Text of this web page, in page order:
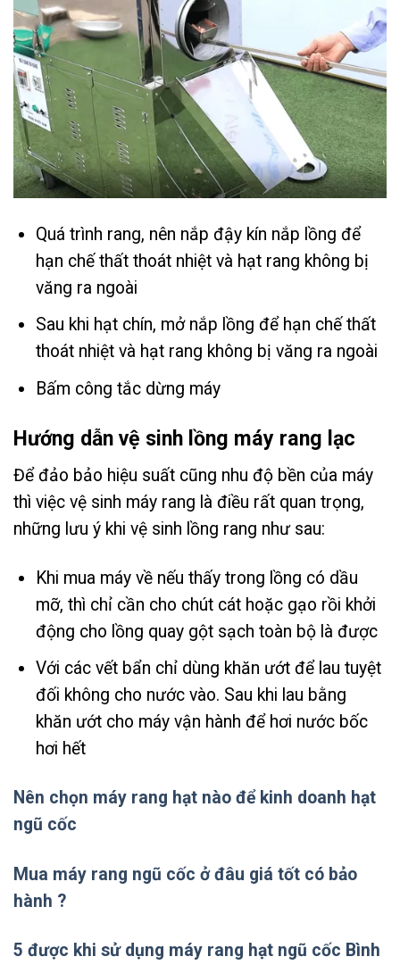
Quá trình rang, nên nắp đậy kín nắp lồng để
hạn chế thất thoát nhiệt và hạt rang không bị
văng ra ngoài
Sau khi hạt chín, mở nắp lồng để hạn chế thất
thoát nhiệt và hạt rang không bị văng ra ngoài
Bấm công tắc dừng máy
Hướng dẫn vệ sinh lồng máy rang lạc
Để đảo bảo hiệu suất cũng nhu độ bền của máy
thì việc vệ sinh máy rang là điều rất quan trọng,
những lưu ý khi vệ sinh lồng rang như sau:
Khi mua máy về nếu thấy trong lồng có dầu
mỡ, thì chỉ cần cho chút cát hoặc gạo rồi khởi
động cho lồng quay gột sạch toàn bộ là được
Với các vết bẩn chỉ dùng khăn ướt để lau tuyệt
đối không cho nước vào. Sau khi lau bằng
khăn ướt cho máy vận hành để hơi nước bốc
hơi hết
Nên chọn máy rang hạt nào để kinh doanh hạt
ngũ cốc
Mua máy rang ngũ cốc ở đâu giá tốt có bảo
hành ?
5 được khi sử dụng máy rang hạt ngũ cốc Bình